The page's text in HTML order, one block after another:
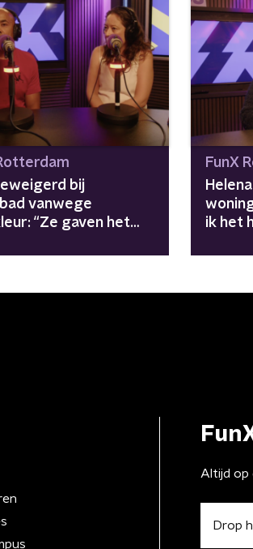
bij
vanwege
“Ze gaven het
FunX
ik het
Altijd op